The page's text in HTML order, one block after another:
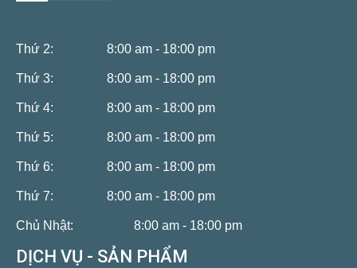
Thứ 2: 8:00 am - 18:00 pm
Thứ 3: 8:00 am - 18:00 pm
Thứ 4: 8:00 am - 18:00 pm
Thứ 5: 8:00 am - 18:00 pm
Thứ 6: 8:00 am - 18:00 pm
Thứ 7: 8:00 am - 18:00 pm
Chủ Nhật: 8:00 am - 18:00 pm
DỊCH VỤ - SẢN PHẨM